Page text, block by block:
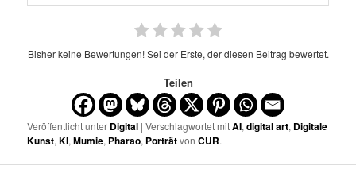
Bisher keine Bewertungen! Sei der Erste, der diesen Beitrag bewertet.
Teilen
Veröffentlicht unter Digital | Verschlagwortet mitAI,digital art, Digitale
Kunst,KI,Mumie, Pharao, PorträtvonCUR.